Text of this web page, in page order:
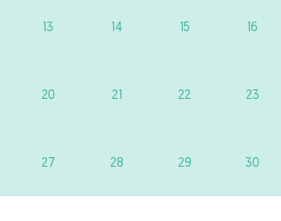
13 14 15 16
20 21 22 23
27 28 29 30